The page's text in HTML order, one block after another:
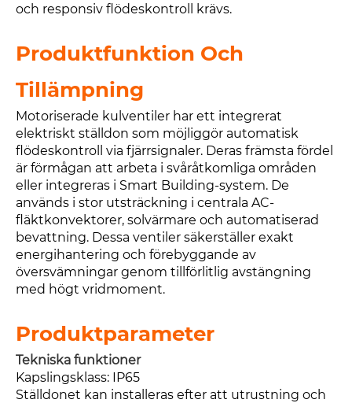
och responsiv flödeskontroll krävs.
Produktfunktion Och
Tillämpning
Motoriserade kulventiler har ett integrerat
elektriskt ställdon som möjliggör automatisk
flödeskontroll via fjärrsignaler. Deras främsta fördel
är förmågan att arbeta i svåråtkomliga områden
eller integreras i Smart Building-system. De
används i stor utsträckning i centrala AC-
fläktkonvektorer, solvärmare och automatiserad
bevattning. Dessa ventiler säkerställer exakt
energihantering och förebyggande av
översvämningar genom tillförlitlig avstängning
med högt vridmoment.
Produktparameter
Tekniska funktioner
Kapslingsklass: IP65
Ställdonet kan installeras efter att utrustning och